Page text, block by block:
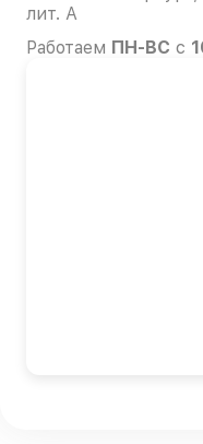
лит. А
Работаем ПН-ВС с